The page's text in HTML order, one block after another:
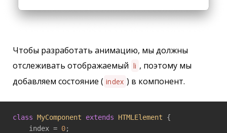
Чтобы разработать анимацию, мы должны
отслеживать отображаемый li , поэтому мы
добавляем состояние ( index ) в компонент.
class MyComponent extends HTMLElement
{
    index =
0;